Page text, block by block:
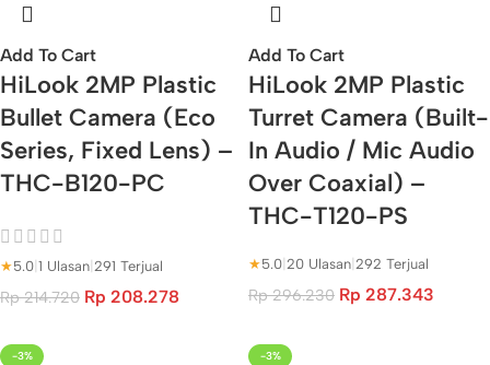
Add To Cart
HiLook 2MP Plastic
Bullet Camera (Eco
Series, Fixed Lens) –
THC-B120-PC
★5.0 1 Ulasan 291 Terjual
Rp214.720 Rp 208.278
Add To Cart
HiLook 2MP Plastic
Turret Camera (Built-
In Audio / Mic Audio
Over Coaxial) –
THC-T120-PS
★5.0 20 Ulasan 292 Terjual
Rp296.230 Rp 287.343
-3%
-3%